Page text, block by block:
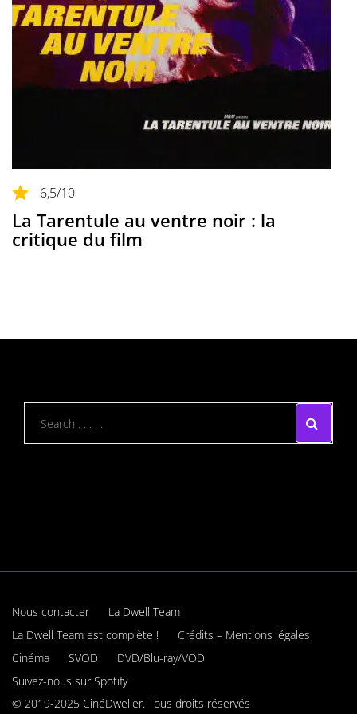
6,5/10
La Tarentule au ventre noir : la
critique du film
Nous contacter
La Dwell Team
La Dwell Team est complète !
Crédits – Mentions légales
Cinéma
SVOD
DVD/Blu-ray/VOD
Suivez-nous sur Spotify
© 2019-2025 CinéDweller. Tous droits réservés